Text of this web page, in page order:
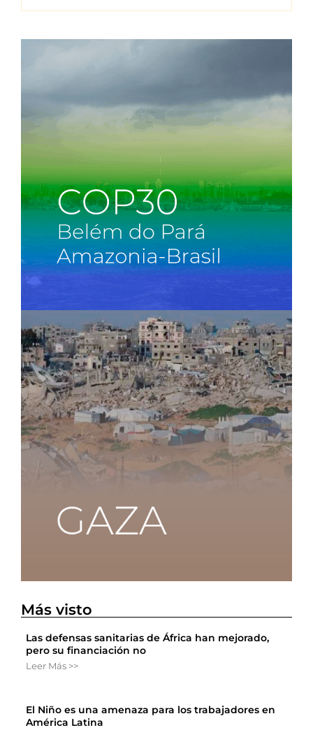
Más visto
Las defensas sanitarias de África han mejorado,
pero su financiación no
Leer Más >>
El Niño es una amenaza para los trabajadores en
América Latina